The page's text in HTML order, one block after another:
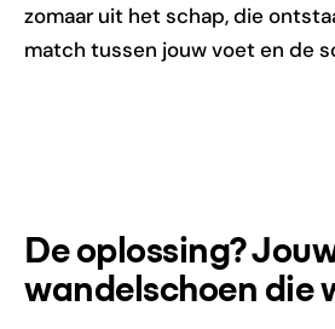
zomaar uit het schap, die
match tussen jouw voet en de
De oplossing?
wandelschoen die